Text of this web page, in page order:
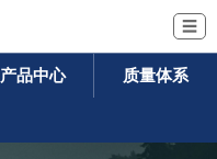
☰
产品中心 质量体系